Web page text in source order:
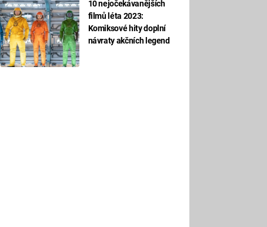
10 nejočekávanějších
filmů léta 2023:
Komiksové hity doplní
návraty akčních legend